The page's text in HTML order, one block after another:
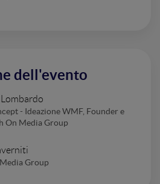
dell'evento
- Ideazione WMF, Founder e
On Media Group
Group